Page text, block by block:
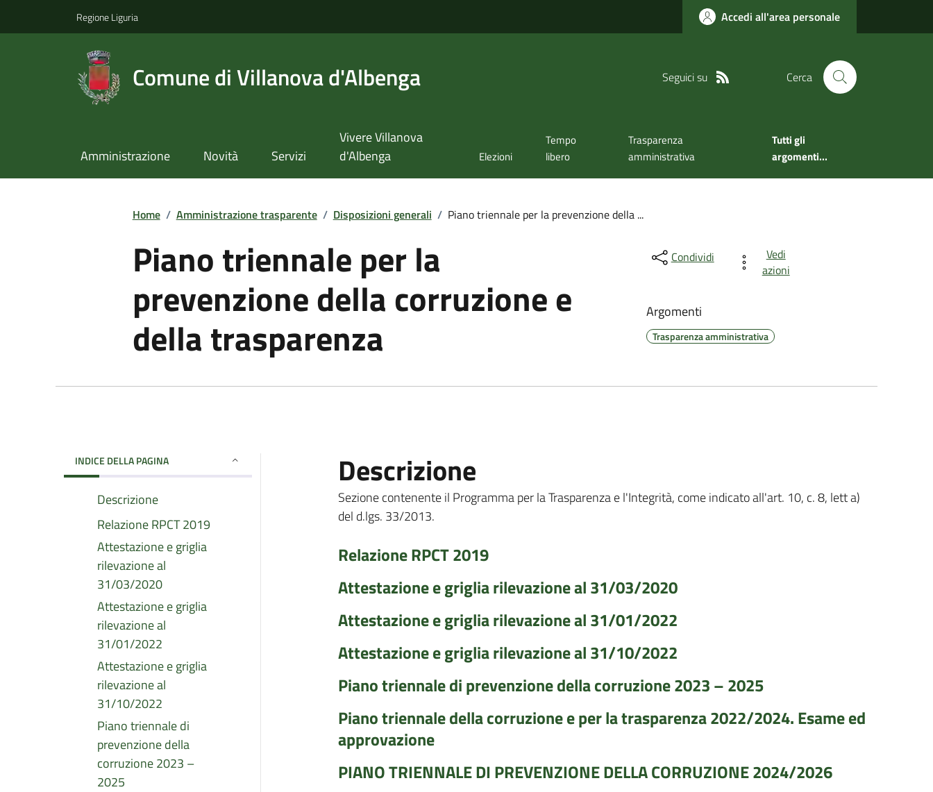
Regione Liguria Accedi all'area personale
Comune di Villanova d'Albenga Seguici su Cerca
Amministrazione Novità Servizi
Vivere Villanova
d'Albenga
Elezioni
Tempo
libero
Trasparenza
amministrativa
Tutti gli
argomenti...
Home / Amministrazione trasparente / Disposizioni generali / Piano triennale per la prevenzione della ...
Piano triennale per la
prevenzione della corruzione e
della trasparenza
Condividi
Vedi
azioni
Argomenti
Trasparenza amministrativa
INDICE DELLA PAGINA
Descrizione
Relazione RPCT 2019
Attestazione e griglia
rilevazione al
31/03/2020
Attestazione e griglia
rilevazione al
31/01/2022
Attestazione e griglia
rilevazione al
31/10/2022
Piano triennale di
prevenzione della
corruzione 2023 –
2025
Descrizione
Sezione contenente il Programma per la Trasparenza e l'Integrità, come indicato all'art. 10, c. 8, lett a)
del d.lgs. 33/2013.
Relazione RPCT 2019
Attestazione e griglia rilevazione al 31/03/2020
Attestazione e griglia rilevazione al 31/01/2022
Attestazione e griglia rilevazione al 31/10/2022
Piano triennale di prevenzione della corruzione 2023 – 2025
Piano triennale della corruzione e per la trasparenza 2022/2024. Esame ed
approvazione
PIANO TRIENNALE DI PREVENZIONE DELLA CORRUZIONE 2024/2026